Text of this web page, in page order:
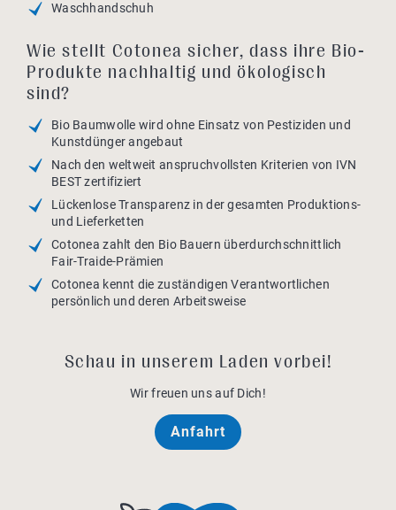
Waschhandschuh
Wie stellt Cotonea sicher, dass ihre Bio-
Produkte nachhaltig und ökologisch
sind?
Bio Baumwolle wird ohne Einsatz von Pestiziden und
Kunstdünger angebaut
Nach den weltweit anspruchvollsten Kriterien von IVN
BEST zertifiziert
Lückenlose Transparenz in der gesamten Produktions-
und Lieferketten
Cotonea zahlt den Bio Bauern überdurchschnittlich
Fair-Traide-Prämien
Cotonea kennt die zuständigen Verantwortlichen
persönlich und deren Arbeitsweise
Schau in unserem Laden vorbei!
Wir freuen uns auf Dich!
Anfahrt